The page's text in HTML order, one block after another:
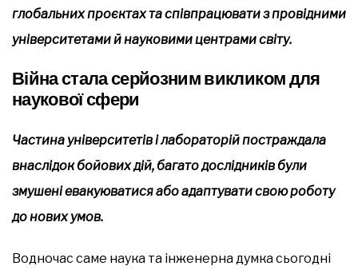
глобальних проєктах та співпрацювати з провідними
університетами й науковими центрами світу.
Війна стала серйозним викликом для
наукової сфери
Частина університетів і лабораторій постраждала
внаслідок бойових дій, багато дослідників були
змушені евакуюватися або адаптувати свою роботу
до нових умов.
Водночас саме наука та інженерна думка сьогодні